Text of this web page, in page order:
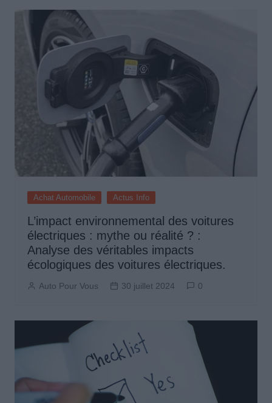
Achat Automobile Actus Info
L’impact environnemental des voitures
électriques : mythe ou réalité ? :
Analyse des véritables impacts
écologiques des voitures électriques.
Auto Pour Vous 30 juillet 2024 0